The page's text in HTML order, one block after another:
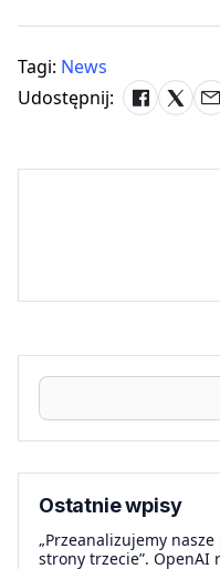
Tagi: News
Udostępnij:
Ostatnie wpisy
„Przeanalizujemy
strony trzecie”. OpenAI